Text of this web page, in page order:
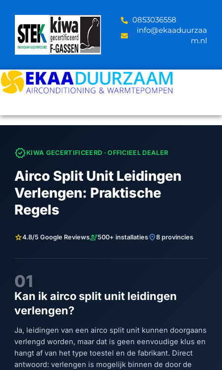
content
‪0853036558
info@ekaaduurzaa
m.nl
verifiedKIWA GECERTIFICEERD · OFFICIEEL DEALER
Airco Split Unit Leidingen
Verlengen: Praktische
Regels
star4.8/5 Google Reviewsengineering500+ installatieslocation_on8 provincies
01
Kan ik airco split unit leidingen
verlengen?
Ja, leidingen van een airco split unit kunnen doorgaans
verlengd worden, maar dat is geen eenvoudige klus en
hangt af van het type toestel en de fabrikant. Direct
antwoord: verlengen is mogelijk binnen de door de